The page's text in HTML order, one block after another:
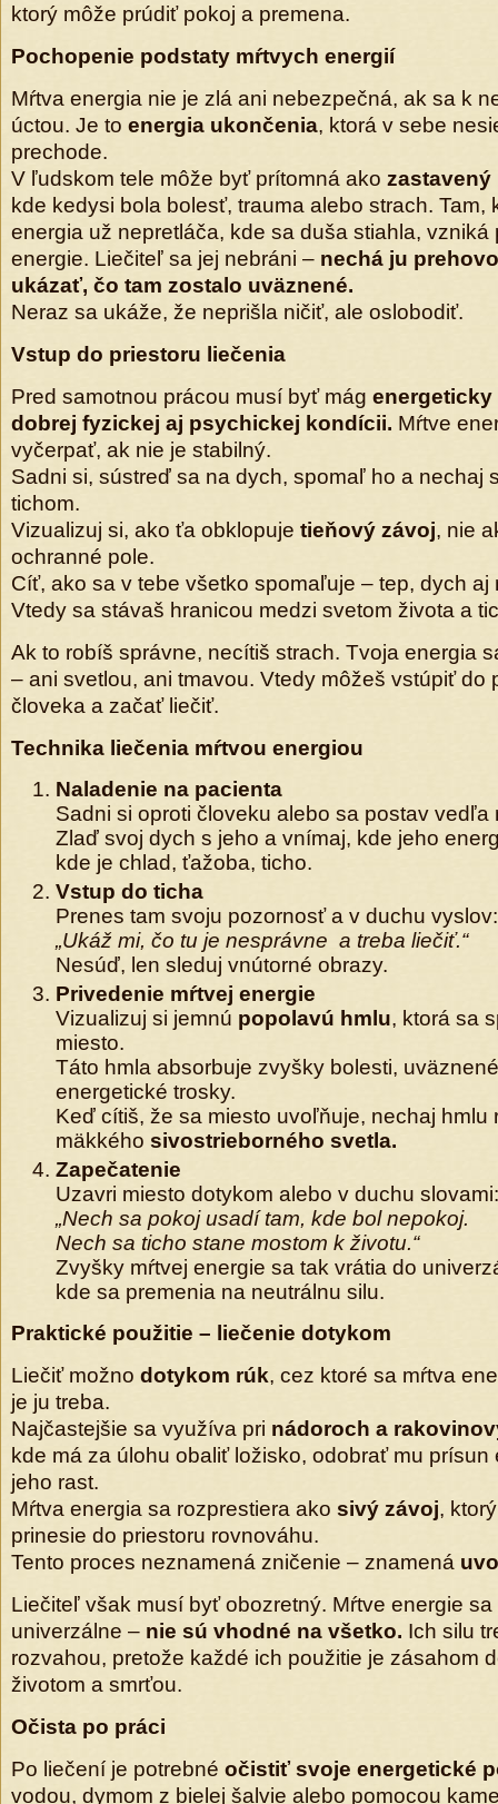
ktorý môže prúdiť pokoj a premena.
Pochopenie podstaty mŕtvych energií
Mŕtva energia nie je zlá ani nebezpečná, ak sa k
úctou. Je to energia ukončenia, ktorá v sebe
prechode.
V ľudskom tele môže byť prítomná ako zastavený
kde kedysi bola bolesť, trauma alebo strach. Tam,
energia už nepretláča, kde sa duša stiahla, vzniká
energie. Liečiteľ sa jej nebráni – nechá ju
ukázať, čo tam zostalo uväznené.
Neraz sa ukáže, že neprišla ničiť, ale oslobodiť.
Vstup do priestoru liečenia
Pred samotnou prácou musí byť mág
dobrej fyzickej aj psychickej kondícii. Mŕtve
vyčerpať, ak nie je stabilný.
Sadni si, sústreď sa na dych, spomaľ ho a nechaj
tichom.
Vizualizuj si, ako ťa obklopuje tieňový závoj, nie
ochranné pole.
Cíť, ako sa v tebe všetko spomaľuje – tep, dych aj
Vtedy sa stávaš hranicou medzi svetom života a
Ak to robíš správne, necítiš strach. Tvoja energia
– ani svetlou, ani tmavou. Vtedy môžeš vstúpiť do
človeka a začať liečiť.
Technika liečenia mŕtvou energiou
Naladenie na pacienta
Sadni si oproti človeku alebo sa postav vedľa
Zlaď svoj dych s jeho a vnímaj, kde jeho
kde je chlad, ťažoba, ticho.
Vstup do ticha
Prenes tam svoju pozornosť a v duchu vyslov:
„Ukáž mi, čo tu je nesprávne a treba liečiť.“
Nesúď, len sleduj vnútorné obrazy.
Privedenie mŕtvej energie
Vizualizuj si jemnú popolavú hmlu, ktorá sa
miesto.
Táto hmla absorbuje zvyšky bolesti,
energetické trosky.
Keď cítiš, že sa miesto uvoľňuje, nechaj hmlu
mäkkého sivostrieborného svetla.
Zapečatenie
Uzavri miesto dotykom alebo v duchu slovami:
„Nech sa pokoj usadí tam, kde bol nepokoj.
Nech sa ticho stane mostom k životu.“
Zvyšky mŕtvej energie sa tak vrátia do
kde sa premenia na neutrálnu silu.
Praktické použitie – liečenie dotykom
Liečiť možno dotykom rúk, cez ktoré sa mŕtva
je ju treba.
Najčastejšie sa využíva pri nádoroch a
kde má za úlohu obaliť ložisko, odobrať mu
jeho rast.
Mŕtva energia sa rozprestiera ako sivý závoj,
prinesie do priestoru rovnováhu.
Tento proces neznamená zničenie – znamená
Liečiteľ však musí byť obozretný. Mŕtve energie
univerzálne – nie sú vhodné na všetko. Ich silu
rozvahou, pretože každé ich použitie je zásahom
životom a smrťou.
Očista po práci
Po liečení je potrebné očistiť svoje energetické
vodou, dymom z bielej šalvie alebo pomocou